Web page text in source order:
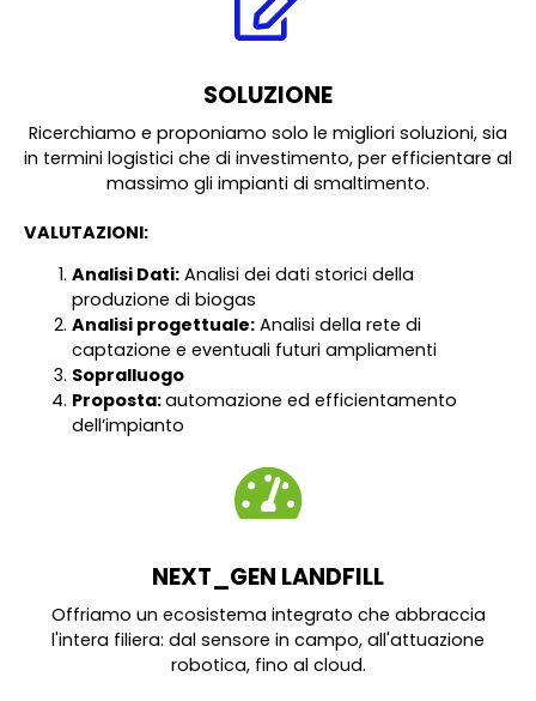
SOLUZIONE
Ricerchiamo e proponiamo solo le migliori soluzioni, sia
in termini logistici che di investimento, per efficientare al
massimo gli impianti di smaltimento.
VALUTAZIONI:
Analisi Dati: Analisi dei dati storici della
produzione di biogas
Analisi progettuale: Analisi della rete di
captazione e eventuali futuri ampliamenti
Sopralluogo
Proposta:automazione ed efficientamento
dell’impianto
NEXT_GEN LANDFILL
Offriamo un ecosistema integrato che abbraccia
l'intera filiera: dal sensore in campo, all'attuazione
robotica, fino al cloud.